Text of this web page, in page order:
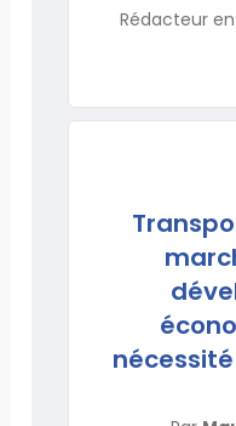
Rédacteur